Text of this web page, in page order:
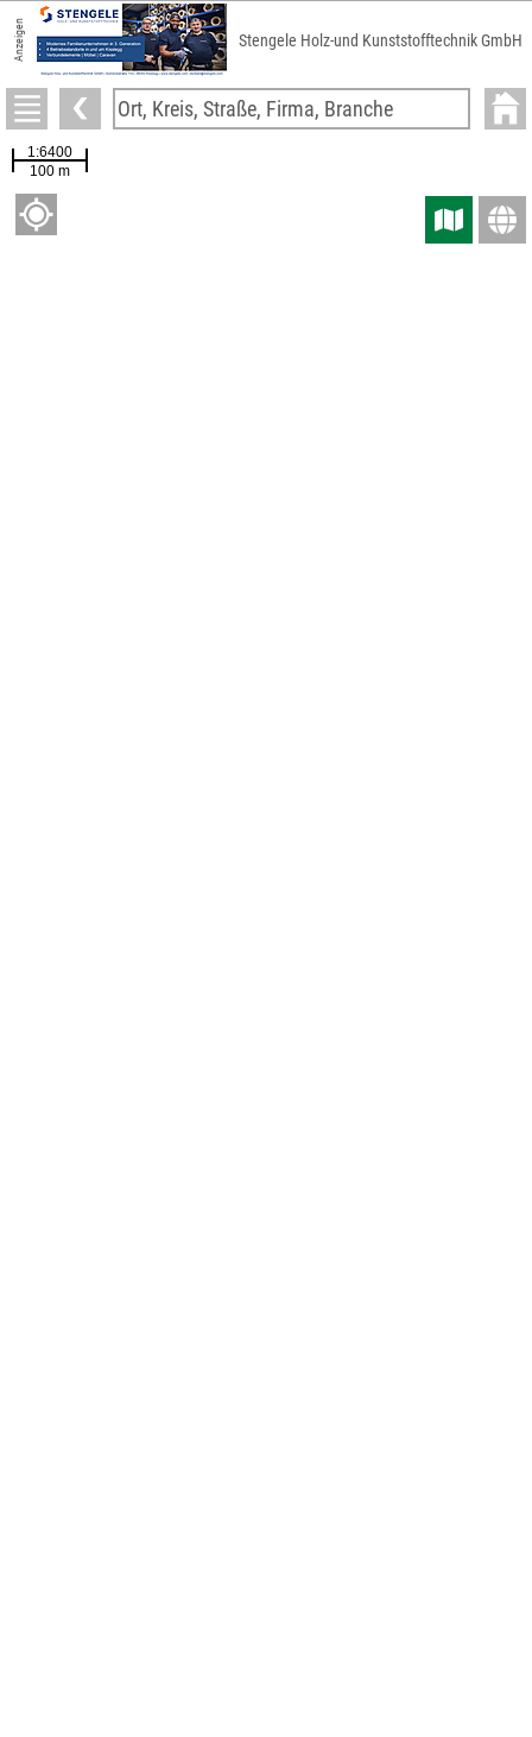
Anzeigen Stengele Holz-und Kunststofftechnik GmbH